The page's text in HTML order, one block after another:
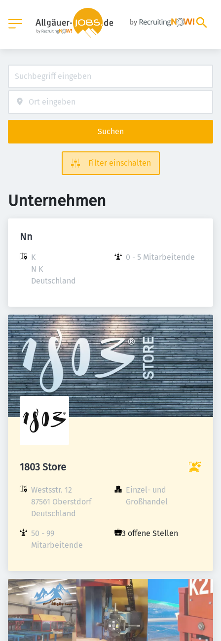
Suchen
Filter einschalten
Unternehmen
Nn
K
N K
Deutschland
0 - 5 Mitarbeitende
1803 Store
Westsstr. 12
87561 Oberstdorf
Deutschland
Einzel- und
Großhandel
50 - 99
Mitarbeitende
3 offene Stellen